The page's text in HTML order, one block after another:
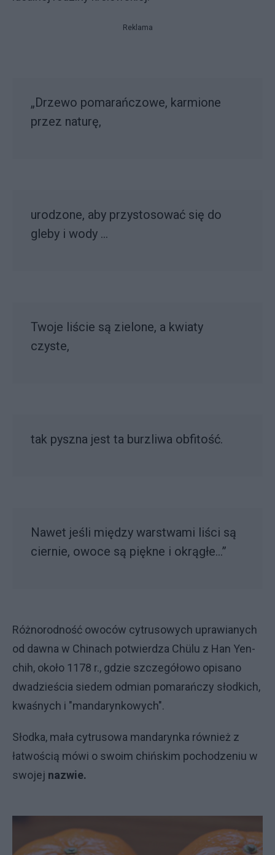
Reklama
„Drzewo pomarańczowe, karmione
przez naturę,
urodzone, aby przystosować się do
gleby i wody …
Twoje liście są zielone, a kwiaty
czyste,
tak pyszna jest ta burzliwa obfitość.
Nawet jeśli między warstwami liści są
ciernie, owoce są piękne i okrągłe…”
Różnorodność owoców cytrusowych uprawianych
od dawna w Chinach potwierdza Chülu z Han Yen-
chih, około 1178 r., gdzie szczegółowo opisano
dwadzieścia siedem odmian pomarańczy słodkich,
kwaśnych i "mandarynkowych".
Słodka, mała cytrusowa mandarynka również z
łatwością mówi o swoim chińskim pochodzeniu w
swojej nazwie.